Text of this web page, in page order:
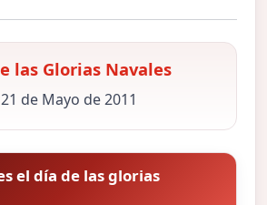
las Glorias Navales
21 de Mayo de 2011
el día de las glorias